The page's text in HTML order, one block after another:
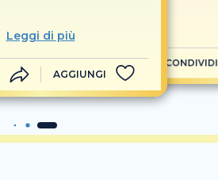
Leggi di più
AGGIUNGI
CONDIVIDI